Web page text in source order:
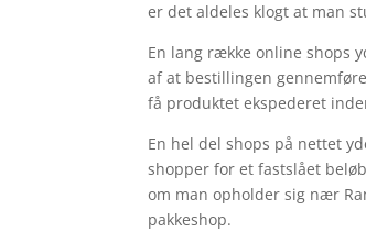
er det aldeles klogt at man
En lang række online shops
af at bestillingen
få produktet ekspederet
En hel del shops på nettet
shopper for et fastslået
om man opholder sig nær
pakkeshop.